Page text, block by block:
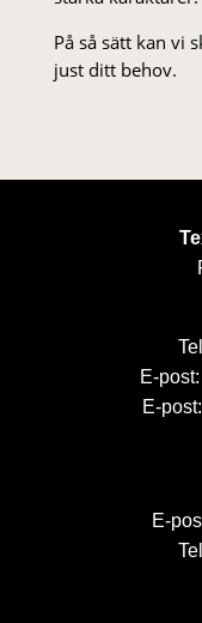
På så sätt kan vi
just ditt behov.
E-
E-
E-